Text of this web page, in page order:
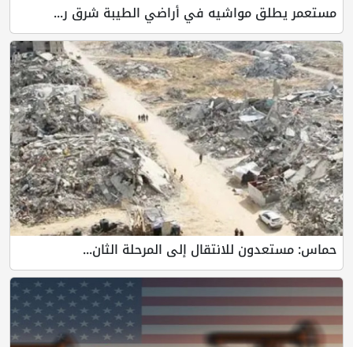
مستعمر يطلق مواشيه في أراضي الطيبة شرق ر...
حماس: مستعدون للانتقال إلى المرحلة الثان...